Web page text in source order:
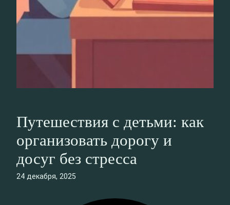
Путешествия с детьми: как
организовать дорогу и
досуг без стресса
24 декабря, 2025